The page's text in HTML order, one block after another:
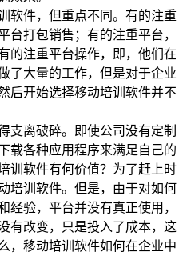
软件，但重点不同。有的注重
台打包销售；有的注重平台，
的注重平台操作，即，他们在
了大量的工作，但是对于企业
后开始选择移动培训软件并不
支离破碎。即使公司没有定制
载各种应用程序来满足自己的
训软件有何价值？为了赶上时
培训软件。但是，由于对如何
经验，平台并没有真正使用，
有改变，只是投入了成本，这
，移动培训软件如何在企业中